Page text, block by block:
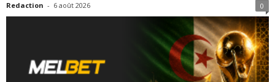
Redaction - 6 août 2026 0